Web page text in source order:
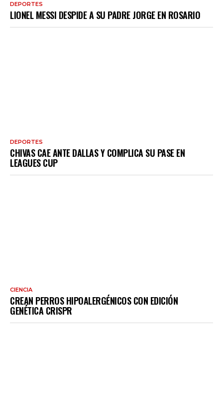
DEPORTES
LIONEL MESSI DESPIDE A SU PADRE JORGE EN ROSARIO
DEPORTES
CHIVAS CAE ANTE DALLAS Y COMPLICA SU PASE EN
LEAGUES CUP
CIENCIA
CREAN PERROS HIPOALERGÉNICOS CON EDICIÓN
GENÉTICA CRISPR